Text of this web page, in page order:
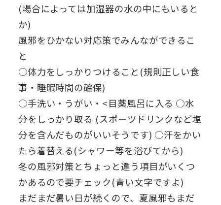
(場合によっては加湿器の水の中にもいると
か)
風邪をひかない対応策でみんなができるこ
と
○体力をしっかりつけること(規則正しい食
事・睡眠時間の確保)
○手洗い・うがい・<目薬風呂に入る ○水
分をしっかり取る (スポーツドリンクなど塩
分を含んだものがいいそうです) ○汗をかい
たら着替える(シャワー等を浴びてから)
冬の風邪対策とちょっと違う項目がいくつ
かあるので要チェック(青い文字ですよ)
まだまだ暑い日が続くので、夏風邪もまだ